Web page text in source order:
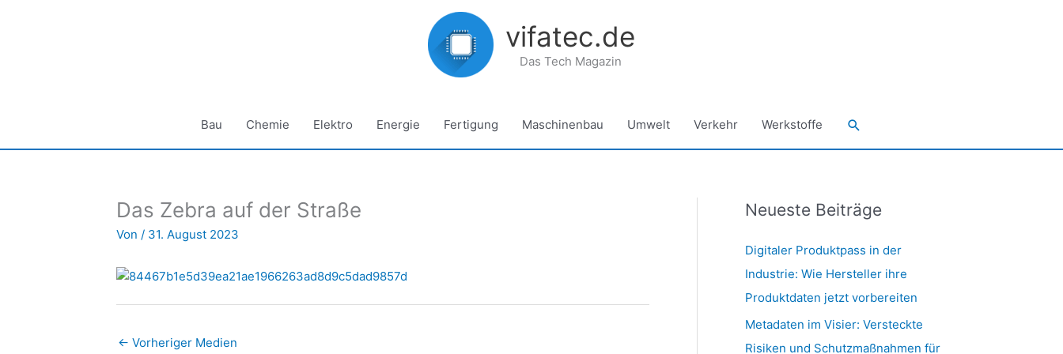
vifatec.de
Das Tech Magazin
Bau Chemie Elektro Energie Fertigung Maschinenbau Umwelt Verkehr Werkstoffe Suchen
Das Zebra auf der Straße
Von / 31. August 2023
← Vorheriger Medien
Neueste Beiträge
Digitaler Produktpass in der
Industrie: Wie Hersteller ihre
Produktdaten jetzt vorbereiten
Metadaten im Visier: Versteckte
Risiken und Schutzmaßnahmen für